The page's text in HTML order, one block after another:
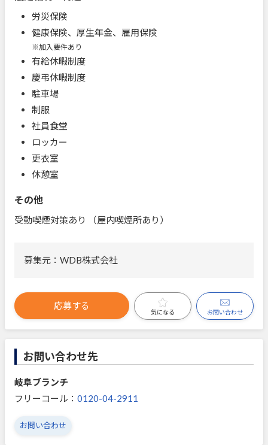
労災保険
健康保険、厚生年金、雇用保険
※加入要件あり
有給休暇制度
慶弔休暇制度
駐車場
制服
社員食堂
ロッカー
更衣室
休憩室
その他
受動喫煙対策あり （屋内喫煙所あり）
募集元：WDB株式会社
応募する
気になる お問い合わせ
お問い合わせ先
岐阜ブランチ
フリーコール： 0120-04-2911
お問い合わせ